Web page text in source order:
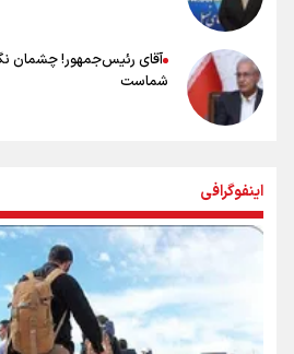
آقای رئیس‌جمهور! چشمان
شماست
بنزین؛ تدبیری برای حفظ
«هورامان»؛ میراثی که جهان
اینفوگرافی